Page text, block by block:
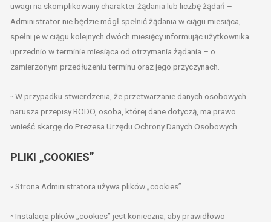
uwagi na skomplikowany charakter żądania lub liczbę żądań –
Administrator nie będzie mógł spełnić żądania w ciągu miesiąca,
spełni je w ciągu kolejnych dwóch miesięcy informując użytkownika
uprzednio w terminie miesiąca od otrzymania żądania – o
zamierzonym przedłużeniu terminu oraz jego przyczynach.
◦ W przypadku stwierdzenia, że przetwarzanie danych osobowych
narusza przepisy RODO, osoba, której dane dotyczą, ma prawo
wnieść skargę do Prezesa Urzędu Ochrony Danych Osobowych.
PLIKI „COOKIES”
◦ Strona Administratora używa plików „cookies”.
◦ Instalacja plików „cookies” jest konieczna, aby prawidłowo